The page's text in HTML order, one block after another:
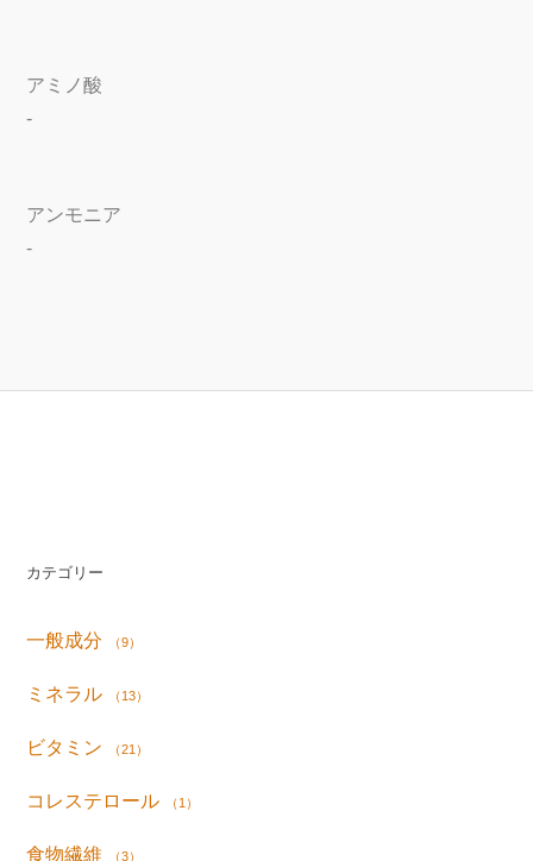
アミノ酸
-
アンモニア
-
カテゴリー
一般成分 （9）
ミネラル （13）
ビタミン （21）
コレステロール （1）
食物繊維 （3）